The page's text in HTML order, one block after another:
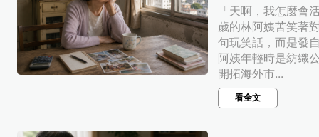
「天啊，我怎麼會
歲的林阿姨苦笑著
句玩笑話，而是發
阿姨年輕時是紡織
開拓海外市...
看全文